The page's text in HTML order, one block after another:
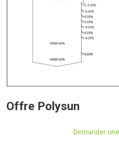
Offre Polysun
Demander